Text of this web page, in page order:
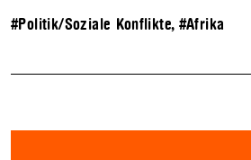
#Politik/Soziale Konflikte, #Afrika